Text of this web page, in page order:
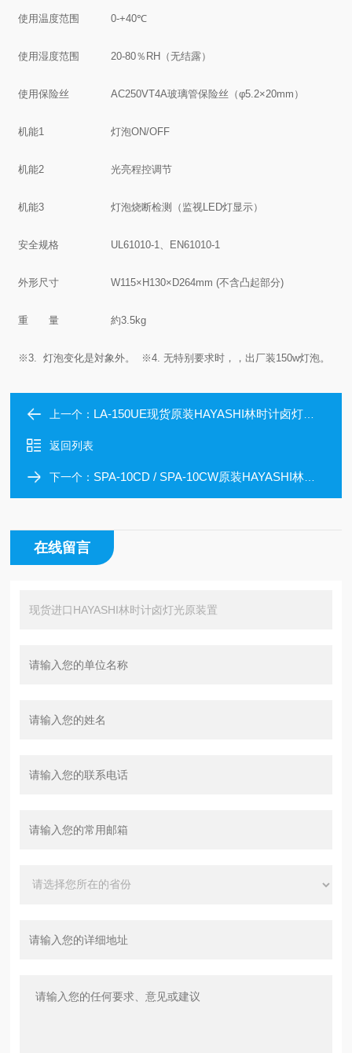
使用温度范围 0-+40℃
使用湿度范围 20-80％RH（无结露）
使用保险丝 AC250VT4A玻璃管保险丝（φ5.2×20mm）
机能1 灯泡ON/OFF
机能2 光亮程控调节
机能3 灯泡烧断检测（监视LED灯显示）
安全规格 UL61010-1、EN61010-1
外形尺寸 W115×H130×D264mm (不含凸起部分)
重 量 約3.5kg
※3. 灯泡变化是対象外。 ※4. 无特别要求时，，出厂装150w灯泡。
上一个： LA-150UE现货原装HAYASHI林时计卤灯光原装置
返回列表
下一个： SPA-10CD / SPA-10CW原装HAYASHI林时计目视检查用LED照明
在线留言